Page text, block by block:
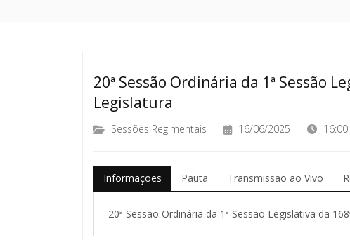
20ª Sessão Ordinária da 1ª Sessão
Legislatura
Sessões Regimentais 16/06/2025 16:00
Informações Pauta Transmissão ao Vivo
20ª Sessão Ordinária da 1ª Sessão Legislativa da